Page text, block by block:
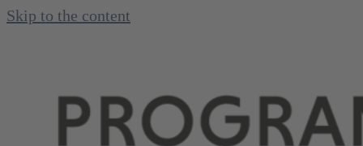
Skip to the content